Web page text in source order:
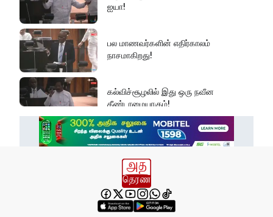
ஐயா!
பல மாணவர்களின் எதிர்காலம்
நாசமாகிறது!
கல்விச்சூழலில் இது ஒரு நவீன
தீண்டாமையாகும்!
தமிழர் பகுதிகளில் ஏன் இவ்வாறு
அரசின் மீது மேலும் சந்தேகத்தை
அதிகரிக்கின்றது!